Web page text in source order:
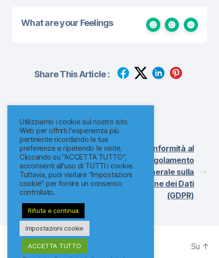
What are your Feelings
Share This Article :
Conformità al
Regolamento
Generale sulla
Protezione dei Dati
(GDPR)
Conformità al
Regolamento
Generale sulla
Protezione dei Dati
(GDPR)
© 2026ReklamaPro Su ↑
Utilizziamo i cookie sul nostro sito
Web per offrirti l'esperienza più
pertinente ricordando le tue
preferenze e ripetendo le visite.
Cliccando su "ACCETTA TUTTO",
acconsenti all'uso di TUTTI i cookie.
Tuttavia, puoi visitare "Impostazioni
cookie" per fornire un consenso
controllato.
Rifiuta e continua
Impostazioni cookie
ACCETTA TUTTO